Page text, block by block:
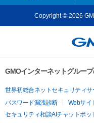
Copyright © 2026
GMOインターネットグルー
世界初総合ネットセキュリティサ
パスワード漏洩診断
Webサイ
セキュリティ相談AIチャットボッ